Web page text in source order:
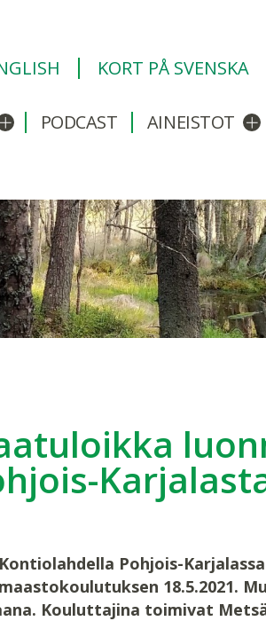
KORT PÅ SVENSKA
sulje alavalikko
PODCAST AINEISTOT
Pohjois-
18.5.2021.
Kouluttajina toimivat